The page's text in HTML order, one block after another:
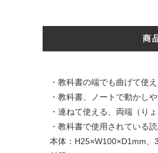
商
・教科書の端でも曲げて使
・教科書、ノートで動かし
・連ねて使える、両端（り
・教科書で使用されている
本体：H25×W100×D1mm、